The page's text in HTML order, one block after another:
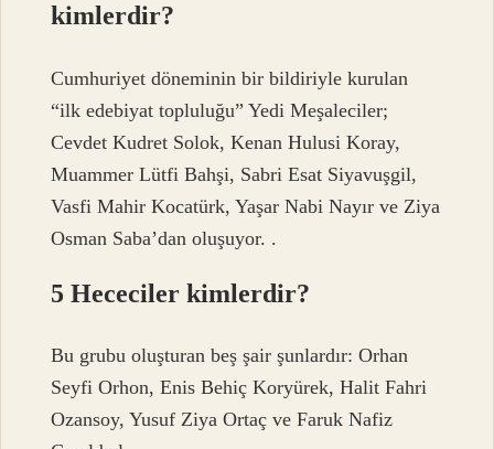
kimlerdir?
Cumhuriyet döneminin bir bildiriyle kurulan
“ilk edebiyat topluluğu” Yedi Meşaleciler;
Cevdet Kudret Solok, Kenan Hulusi Koray,
Muammer Lütfi Bahşi, Sabri Esat Siyavuşgil,
Vasfi Mahir Kocatürk, Yaşar Nabi Nayır ve Ziya
Osman Saba’dan oluşuyor. .
5 Hececiler kimlerdir?
Bu grubu oluşturan beş şair şunlardır: Orhan
Seyfi Orhon, Enis Behiç Koryürek, Halit Fahri
Ozansoy, Yusuf Ziya Ortaç ve Faruk Nafiz